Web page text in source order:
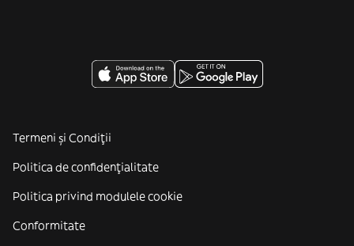
Termeni și Condiții
Politica de confidenţialitate
Politica privind modulele cookie
Conformitate